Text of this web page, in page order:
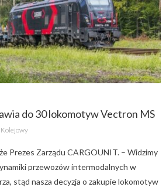
do 30 lokomotyw Vectron MS
Prezes Zarządu CARGOUNIT. – Widzimy
przewozów intermodalnych w
stąd nasza decyzja o zakupie lokomotyw